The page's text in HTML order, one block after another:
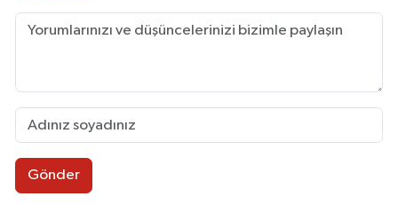
Gönder